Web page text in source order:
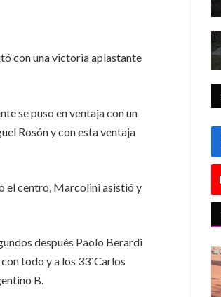
con una victoria aplastante
se puso en ventaja con un
Rosón y con esta ventaja
el centro, Marcolini asistió y
después Paolo Berardi
todo y a los 33´Carlos
B.